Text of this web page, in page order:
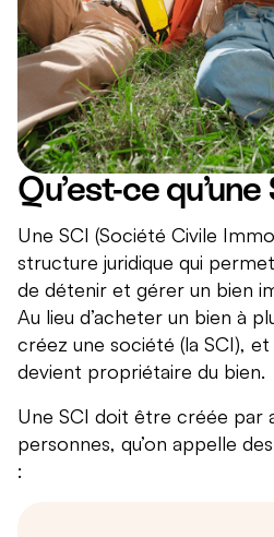
Qu’est-ce qu’une
Une SCI (Société Civile
structure juridique qui
de détenir et gérer un bien
Au lieu d’acheter un bien à
créez une société (la SCI),
devient propriétaire du bien.
Une SCI doit être créée par
personnes, qu’on appelle
: